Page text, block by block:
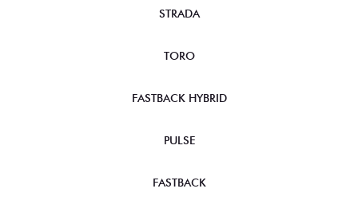
STRADA
TORO
FASTBACK HYBRID
PULSE
FASTBACK